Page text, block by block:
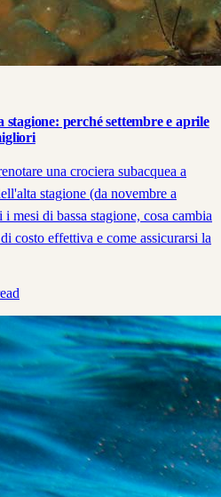
stagione: perché settembre e aprile
una crociera subacquea a
stagione (da novembre a
mesi di bassa stagione, cosa cambia
costo effettiva e come assicurarsi la